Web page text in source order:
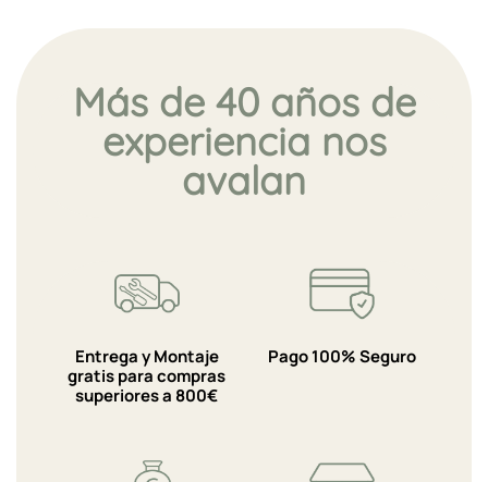
Más de 40 años de
experiencia nos
avalan
Entrega y Montaje
gratis para compras
superiores a 800€
Pago 100% Seguro